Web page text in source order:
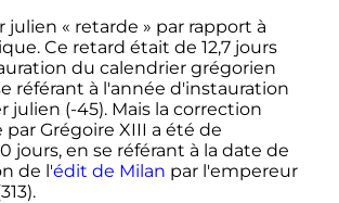
julien « retarde » par rapport à
Ce retard était de 12,7 jours
du calendrier grégorien
référant à l'année d'instauration
julien (-45). Mais la correction
Grégoire XIII a été de
jours, en se référant à la date de
de l'édit de Milan par l'empereur